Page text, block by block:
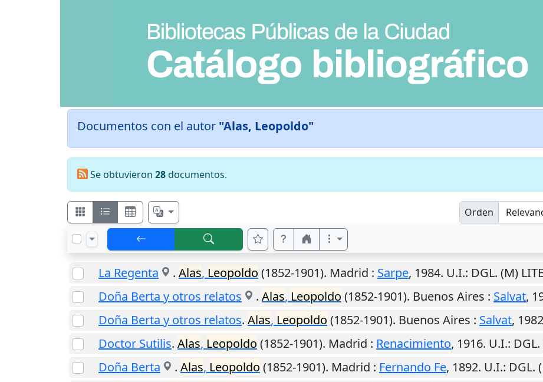
Documentos con el autor "Alas, Leopoldo"
Se obtuvieron 28documentos.
Orden
La Regenta . Alas, Leopoldo (1852-1901). Madrid : Sarpe, 1984. U.I.: DGL. (M)
Doña Berta y otros relatos
. Alas, Leopoldo (1852-1901). Buenos Aires : Salvat,
Doña Berta y otros relatos. Alas, Leopoldo (1852-1901). Buenos Aires : Salvat, 1982
Doctor Sutilis. Alas, Leopoldo (1852-1901). Madrid : Renacimiento, 1916. U.I.:
Doña Berta
. Alas, Leopoldo (1852-1901). Madrid : Fernando Fe, 1892. U.I.: DGL.